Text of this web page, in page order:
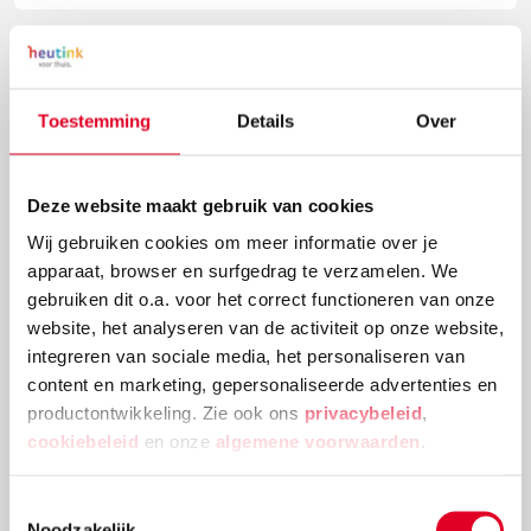
Toestemming Details Over
Deze website maakt gebruik van cookies
Wij gebruiken cookies om meer informatie over je
apparaat, browser en surfgedrag te verzamelen. We
gebruiken dit o.a. voor het correct functioneren van onze
website, het analyseren van de activiteit op onze website,
integreren van sociale media, het personaliseren van
content en marketing, gepersonaliseerde advertenties en
productontwikkeling. Zie ook ons privacybeleid,
cookiebeleid en onze algemene voorwaarden .
Knutselidee: kerstballenboom maken
Deze kerstballenboom is een echte eyecatcher! Plak
verschillende groottes van kerstballen en
versieringen aan elkaar tot deze mooie